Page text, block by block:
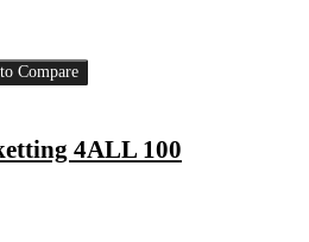
Compare
4ALL 100